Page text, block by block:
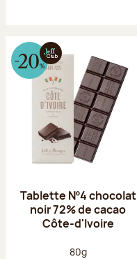
Tablette Nº4 chocolat
noir 72% de cacao
Côte-d'Ivoire
Poids net :
80g